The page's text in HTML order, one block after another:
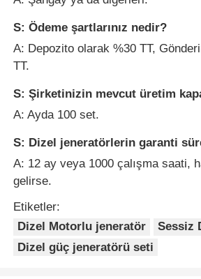
S: Ödeme şartlarınız nedir?
A: Depozito olarak %30 TT,
TT.
S: Şirketinizin mevcut üretim
A: Ayda 100 set.
S: Dizel jeneratörlerin garanti
A: 12 ay veya 1000 çalışma saati,
gelirse.
Etiketler:
Dizel Motorlu jeneratör
Sessiz
Dizel güç jeneratörü seti